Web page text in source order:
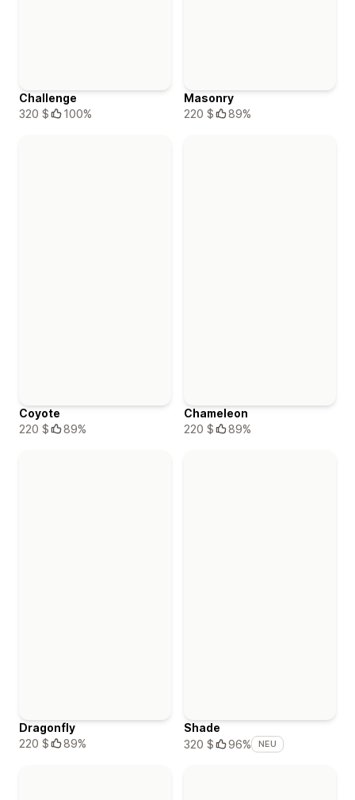
Challenge
320 $
100%
Masonry
220 $
89%
Coyote
220 $
89%
Chameleon
220 $
89%
Dragonfly
220 $
89%
Shade
320 $
96% NEU